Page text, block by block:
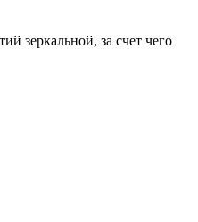
зеркальной, за счет чего